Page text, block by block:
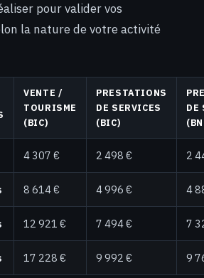
pour valider vos
la nature de votre activité
VENTE /
TOURISME
(BIC)
PRESTATIONS
DE SERVICES
(BIC)
DE
4 307 € 2 498 € 2
8 614 € 4 996 € 4
12 921 € 7 494 € 7
17 228 € 9 992 € 9